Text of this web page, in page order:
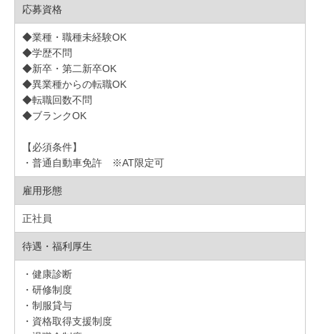
応募資格
◆業種・職種未経験OK
◆学歴不問
◆新卒・第二新卒OK
◆異業種からの転職OK
◆転職回数不問
◆ブランクOK
【必須条件】
・普通自動車免許 ※AT限定可
雇用形態
正社員
待遇・福利厚生
・健康診断
・研修制度
・制服貸与
・資格取得支援制度